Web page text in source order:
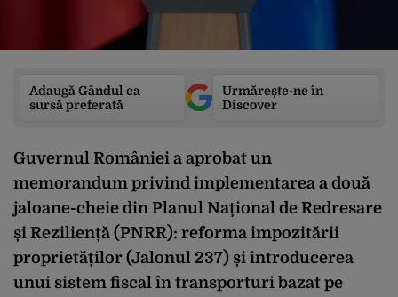
Adaugă Gândul ca
sursă preferată
Urmărește-ne în
Discover
Guvernul României a aprobat un
memorandum privind implementarea a două
jaloane-cheie din Planul Național de Redresare
și Reziliență (PNRR): reforma impozitării
proprietăților (Jalonul 237) și introducerea
unui sistem fiscal în transporturi bazat pe